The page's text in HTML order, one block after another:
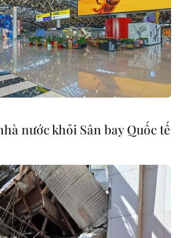
nước khỏi Sân bay Quốc tế